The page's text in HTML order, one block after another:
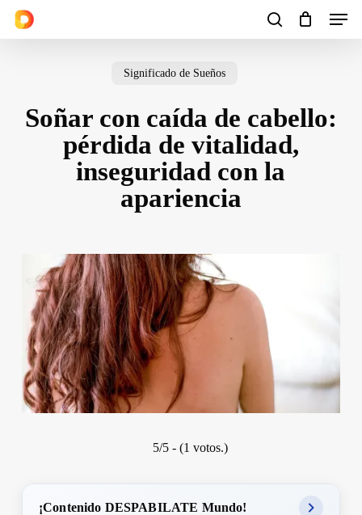
Skip
search
Menu
Cart Close
Significado de Sueños
Soñar con caída de cabello:
pérdida de vitalidad,
inseguridad con la
apariencia
5/5 - (1 votos.)
¡Contenido DESPABILATE Mundo!